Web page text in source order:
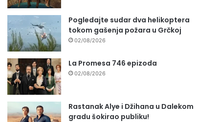
Pogledajte sudar dva helikoptera
tokom gašenja požara u Grčkoj
02/08/2026
La Promesa 746 epizoda
02/08/2026
Rastanak Alye i Džihana u Dalekom
gradu šokirao publiku!